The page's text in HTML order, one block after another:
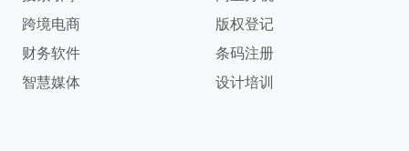
跨境电商
财务软件
智慧媒体
版权登记
条码注册
设计培训